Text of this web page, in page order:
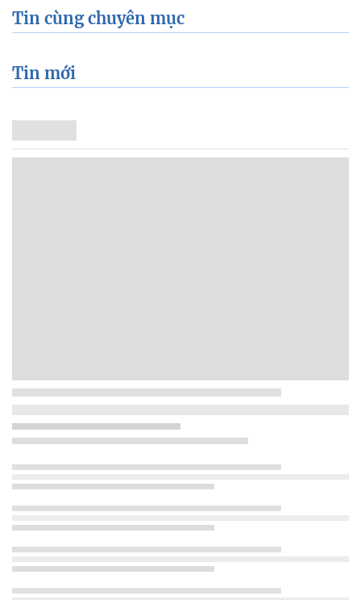
Tin cùng chuyên mục
Tin mới